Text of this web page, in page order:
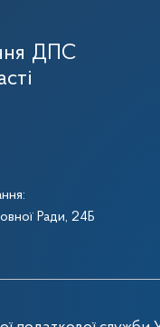
ДПС
Ради, 24Б